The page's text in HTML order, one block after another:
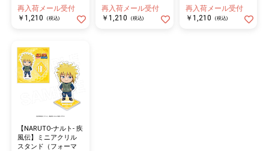
再入荷メール受付
￥1,210
(税込)
再入荷メール受付
￥1,210
(税込)
再入荷メール受付
￥1,210
(税込)
【NARUTO-ナルト- 疾
風伝】ミニアクリル
スタンド（フォーマ